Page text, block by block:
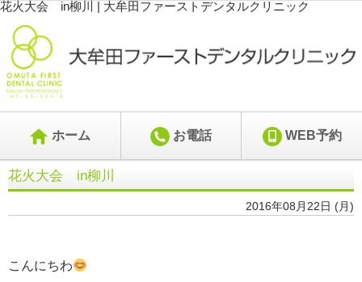
花火大会 in柳川 | 大牟田ファーストデンタルクリニック
ホーム お電話 WEB予約
花火大会 in柳川
2016年08月22日 (月)
こんにちわ